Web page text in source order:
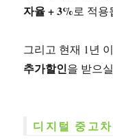
자율 + 3%로 적용
그리고 현재 1년
추가할인을 받으
디지털 중고